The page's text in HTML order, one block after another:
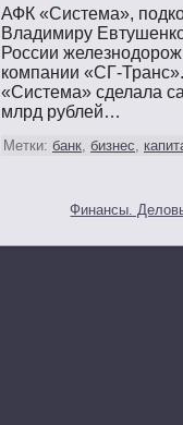
АФК «Система»,
Владимиру
России
компании «СГ-
«Система» сделала
млрд рублей…
Метки: банк, бизнес,
Финансы.